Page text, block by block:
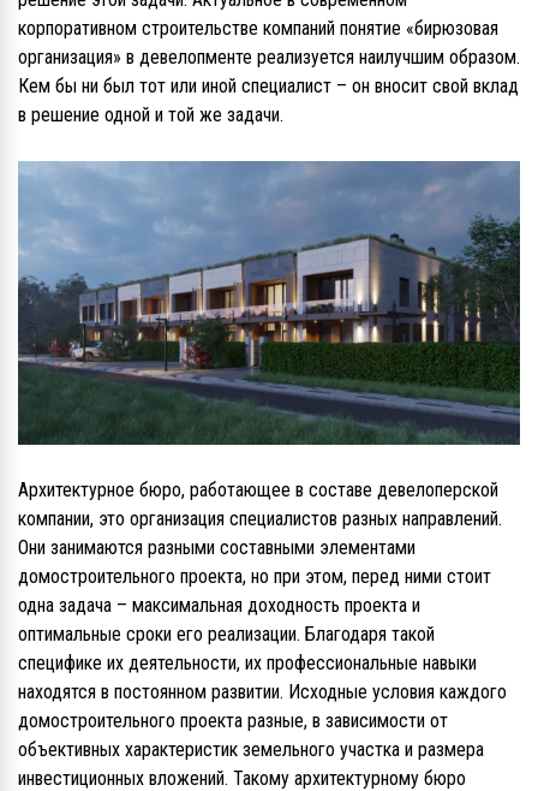
корпоративном строительстве компаний понятие «бирюзовая
организация» в девелопменте реализуется наилучшим образом.
Кем бы ни был тот или иной специалист – он вносит свой вклад
в решение одной и той же задачи.
Архитектурное бюро, работающее в составе девелоперской
компании, это организация специалистов разных направлений.
Они занимаются разными составными элементами
домостроительного проекта, но при этом, перед ними стоит
одна задача – максимальная доходность проекта и
оптимальные сроки его реализации. Благодаря такой
специфике их деятельности, их профессиональные навыки
находятся в постоянном развитии. Исходные условия каждого
домостроительного проекта разные, в зависимости от
объективных характеристик земельного участка и размера
инвестиционных вложений. Такому архитектурному бюро